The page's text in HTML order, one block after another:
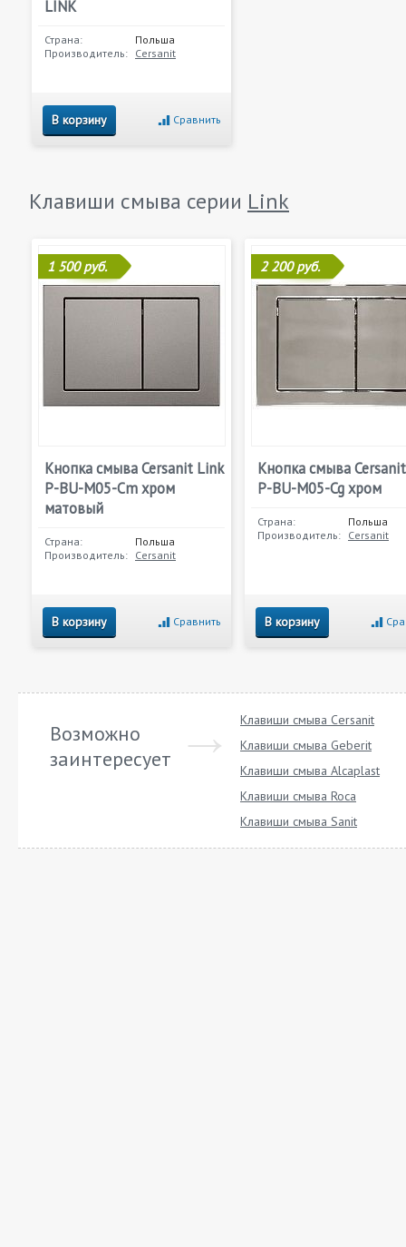
LINK
Страна:
Польша
Производитель: Cersanit
В корзину Сравнить
Клавиши смыва серии Link
1 500 руб.
Кнопка смыва Cersanit Link
P-BU-M05-Cm хром
матовый
Страна:
Польша
Производитель: Cersanit
В корзину Сравнить
2 200 руб.
Кнопка смыва
P-BU-M05-Cg хром
Страна:
Польша
Производитель: Cersanit
В корзину
Возможно
заинтересует
Клавиши смыва Cersanit
Клавиши смыва Geberit
Клавиши смыва Alcaplast
Клавиши смыва Roca
Клавиши смыва Sanit